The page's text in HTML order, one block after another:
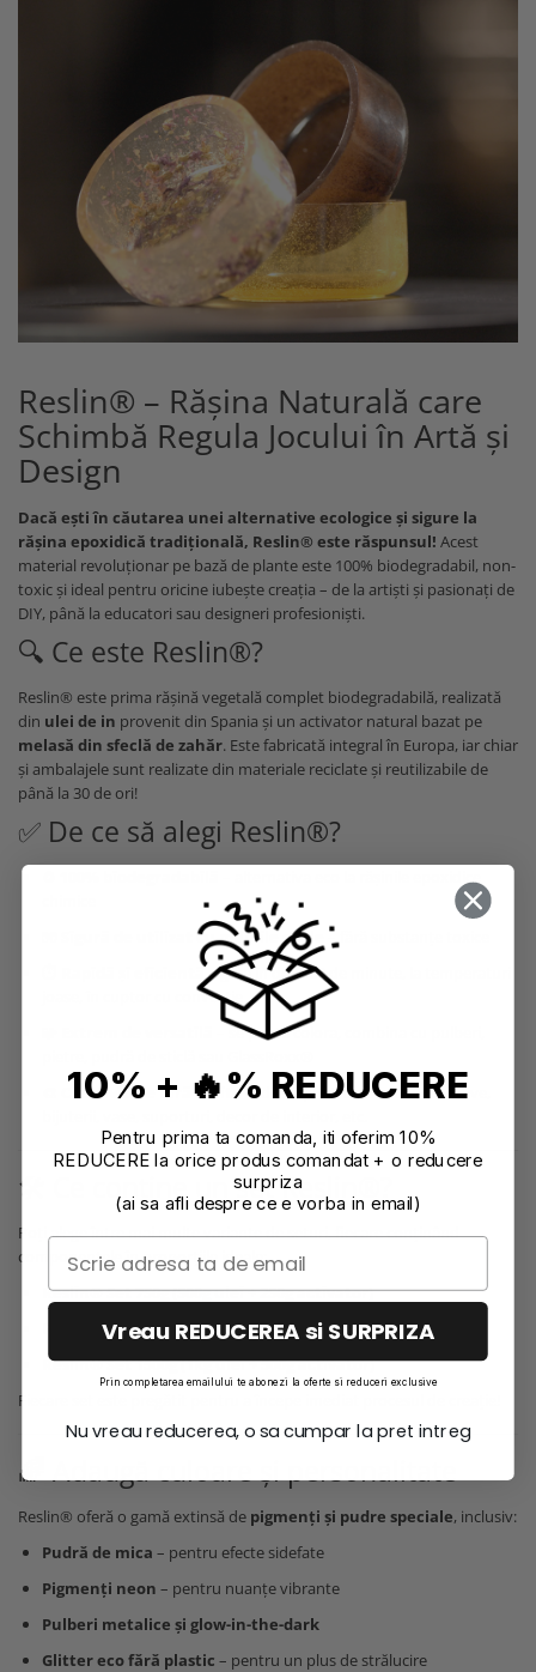
Reslin® – Rășina Naturală care
Schimbă Regula Jocului în Artă și
Design
Dacă ești în căutarea unei alternative ecologice și sigure la
rășina epoxidică tradițională, Reslin® este răspunsul! Acest
material revoluționar pe bază de plante este 100% biodegradabil, non-
toxic și ideal pentru oricine iubește creația – de la artiști și pasionați de
DIY, până la educatori sau designeri profesioniști.
🔍 Ce este Reslin®?
Reslin® este prima rășină vegetală complet biodegradabilă, realizată
din ulei de in provenit din Spania și un activator natural bazat pe
melasă din sfeclă de zahăr. Este fabricată integral în Europa, iar chiar
și ambalajele sunt realizate din materiale reciclate și reutilizabile de
până la 30 de ori!
✅ De ce să alegi Reslin®?
– alternativa eco la rășinile epoxidice
Sigură de utilizat cu mâinile goale
– fără substanțe toxice
Rapidă și eficientă– gata în doar 60 de minute, la temperaturi
joase, în cuptor cu convecție
– se poate colora, combina cu pulberi,
Creativitate fără limite– ideală pentru obiecte decorative,
🛠️ Ce conține un set Reslin®?
Poți alege între mai multe variante de seturi, fiecare conținând
componentele în proporțiile ideale:
Reslin® Set 750g (500g ulei + 250g activator)
Reslin® Set 1125g (750g ulei + 375g activator)
Reslin® Set 1500g (1kg ulei + 500g activator)
Fiecare set este pregătit pentru a începe imediat procesul de creație!
🌈 Adaugă culoare și personalitate
Reslin® oferă o gamă extinsă de pigmenți și pudre speciale, inclusiv:
Pudră de mica – pentru efecte sidefate
Pigmenți neon – pentru nuanțe vibrante
Pulberi metalice și glow-in-the-dark
Glitter eco fără plastic – pentru un plus de strălucire
10% + 🔥% REDUCERE
Pentru prima ta comanda, iti oferim 10%
REDUCERE la orice produs comandat + o reducere
surpriza
(ai sa afli despre ce e vorba in email)
Vreau REDUCEREA si SURPRIZA
Prin completarea emailului te abonezi la oferte si reduceri exclusive
Nu vreau reducerea, o sa cumpar la pret intreg